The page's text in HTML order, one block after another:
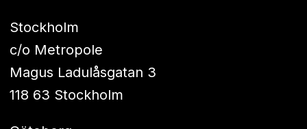
Stockholm
c/o Metropole
Magus Ladulåsgatan 3
118 63 Stockholm